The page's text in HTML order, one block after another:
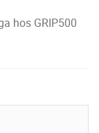
hos GRIP500